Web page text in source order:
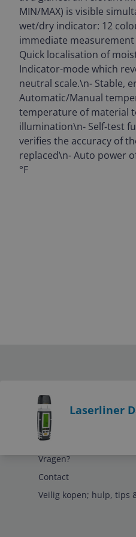
MIN/MAX) is visible
wet/dry indicator: 12
immediate
Quick localisation of
Indicator-mode which
neutral scale.\n- Stable,
Automatic/Manual
temperature of material
illumination\n- Self-test
verifies the accuracy of
replaced\n- Auto power
°F
Laserliner
Service
Vragen?
Contact
Veilig kopen; hulp, tips